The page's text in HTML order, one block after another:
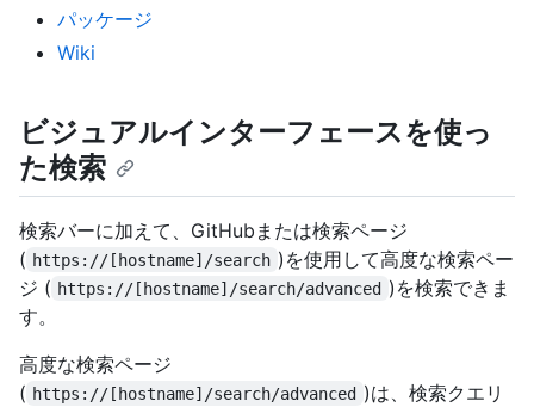
パッケージ
Wiki
ビジュアルインターフェースを使っ
た検索
検索バーに加えて、GitHubまたは検索ページ
( https://[hostname]/search )を使用して高度な検索ペー
ジ ( https://[hostname]/search/advanced )を検索できま
す。
高度な検索ページ
( https://[hostname]/search/advanced )は、検索クエリ